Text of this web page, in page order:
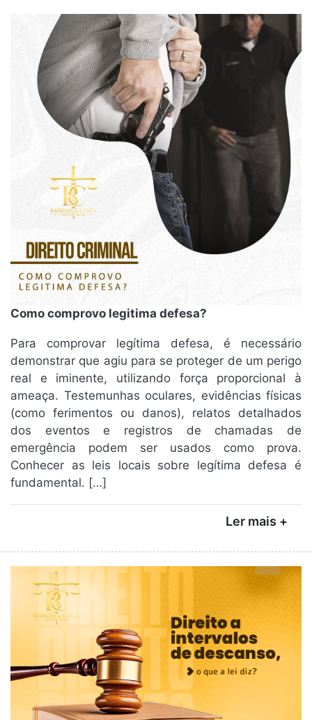
Como comprovo legitima defesa?
Para comprovar legítima defesa, é necessário
demonstrar que agiu para se proteger de um perigo
real e iminente, utilizando força proporcional à
ameaça. Testemunhas oculares, evidências físicas
(como ferimentos ou danos), relatos detalhados
dos eventos e registros de chamadas de
emergência podem ser usados como prova.
Conhecer as leis locais sobre legítima defesa é
fundamental. […]
Ler mais +